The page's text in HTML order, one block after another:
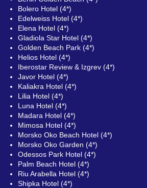
Bolero Hotel (4*)
Edelweiss Hotel (4*)
Elena Hotel (4*)
Gladiola Star Hotel (4*)
Golden Beach Park (4*)
Helios Hotel (4*)
Iberostar Review & Izgrev (4*)
Javor Hotel (4*)
Kaliakra Hotel (4*)
Lilia Hotel (4*)
Luna Hotel (4*)
Madara Hotel (4*)
Mimosa Hotel (4*)
Morsko Oko Beach Hotel (4*)
Morsko Oko Garden (4*)
Odessos Park Hotel (4*)
Palm Beach Hotel (4*)
Riu Arabella Hotel (4*)
Shipka Hotel (4*)